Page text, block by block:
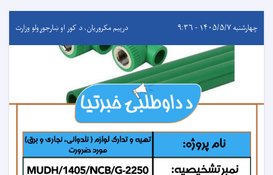
چهارشنبه ۱۴۰۵/۵/۷ - ۹:۳۶ درېيم مکروریان، د کور او ښارجوړولو وزارت